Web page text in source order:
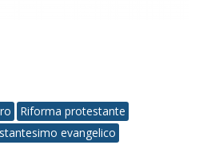
Riforma protestante
evangelico